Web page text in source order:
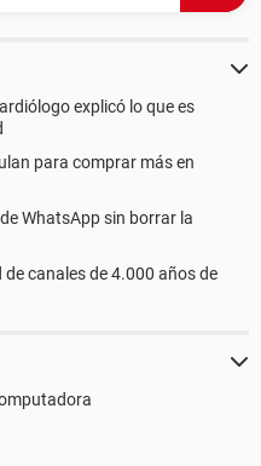
explicó lo que es
para comprar más en
WhatsApp sin borrar la
canales de 4.000 años de